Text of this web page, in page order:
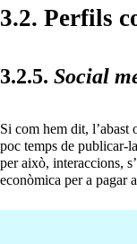
3.2. Perfils
3.2.5. Social
Si com hem dit, l’abast
poc temps de publicar-
per això, interaccions,
econòmica per a pagar